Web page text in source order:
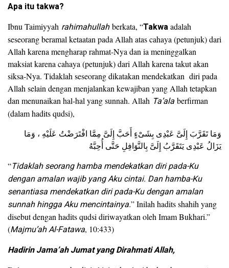
Apa itu takwa?
Ibnu Taimiyyah rahimahullahberkata, “Takwaadalah
seseorang beramal ketaatan pada Allah atas cahaya (petunjuk) dari
Allah karena mengharap rahmat-Nya dan ia meninggalkan
maksiat karena cahaya (petunjuk) dari Allah karena takut akan
siksa-Nya. Tidaklah seseorang dikatakan mendekatkan diri pada
Allah selain dengan menjalankan kewajiban yang Allah tetapkan
dan menunaikan hal-hal yang sunnah. Allah Ta’ala berfirman
(dalam hadits qudsi),
وَمَا تَقَرَّبَ إِلَىَّ عَبْدِى بِشَىْءٍ أَحَبَّ إِلَىَّ مِمَّا افْتَرَضْتُ عَلَيْهِ ، وَمَا
يَزَالُ عَبْدِى يَتَقَرَّبُ إِلَىَّ بِالنَّوَافِلِ حَتَّى أُحِبَّهُ
“Tidaklah seorang hamba mendekatkan diri pada-Ku
dengan amalan wajib yang Aku cintai. Dan hamba-Ku
senantiasa mendekatkan diri pada-Ku dengan amalan
sunnah hingga Aku mencintainya.” Inilah hadits shahih yang
disebut dengan hadits qudsi diriwayatkan oleh Imam Bukhari.”
(Majmu’ah Al-Fatawa, 10:433)
Hadirin Jama’ah Jumat yang Dirahmati Allah,